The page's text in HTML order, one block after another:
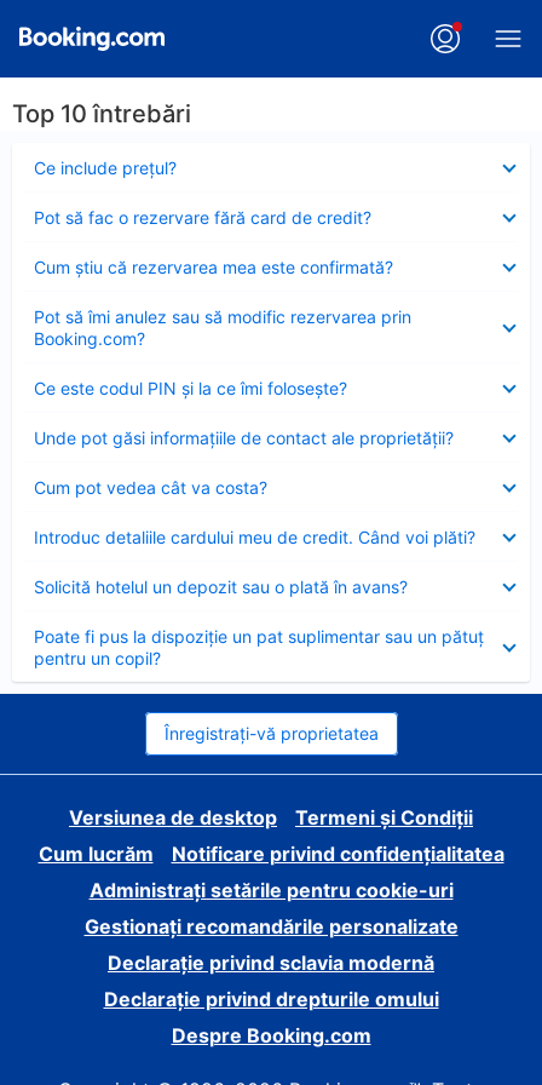
Top 10 întrebări
Ce include preţul?
închis
Pot să fac o rezervare fără card de credit?
închis
Cum ştiu că rezervarea mea este confirmată?
închis
Pot să îmi anulez sau să modific rezervarea prin
Booking.com?
închis
Ce este codul PIN şi la ce îmi foloseşte?
închis
Unde pot găsi informațiile de contact ale proprietății?
închis
Cum pot vedea cât va costa?
închis
Introduc detaliile cardului meu de credit. Când voi plăti?
închis
Solicită hotelul un depozit sau o plată în avans?
închis
Poate fi pus la dispoziție un pat suplimentar sau un pătuț
pentru un copil?
închis
Înregistrați-vă proprietatea
Versiunea de desktop
Termeni și Condiții
Cum lucrăm
Notificare privind confidențialitatea
Administrați setările pentru cookie-uri
Gestionați recomandările personalizate
Declarație privind sclavia modernă
Declarație privind drepturile omului
Despre Booking.com